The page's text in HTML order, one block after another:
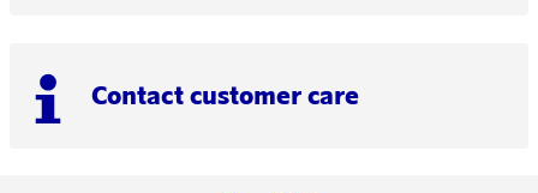
Contact customer care